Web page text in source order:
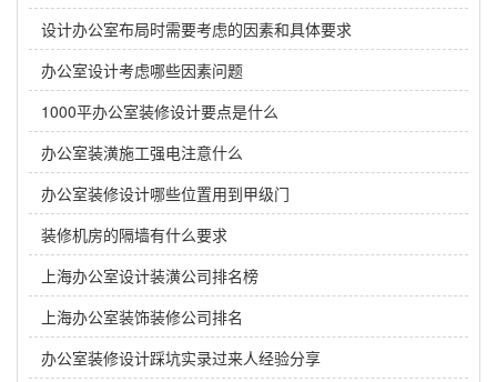
设计办公室布局时需要考虑的因素和具体要求
办公室设计考虑哪些因素问题
1000平办公室装修设计要点是什么
办公室装潢施工强电注意什么
办公室装修设计哪些位置用到甲级门
装修机房的隔墙有什么要求
上海办公室设计装潢公司排名榜
上海办公室装饰装修公司排名
办公室装修设计踩坑实录过来人经验分享